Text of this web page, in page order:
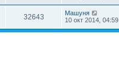
32643
Машуня
10 окт 2014, 04:59